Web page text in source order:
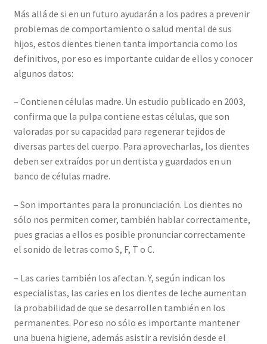
Más allá de si en un futuro ayudarán a los padres a prevenir
problemas de comportamiento o salud mental de sus
hijos, estos dientes tienen tanta importancia como los
definitivos, por eso es importante cuidar de ellos y conocer
algunos datos:
– Contienen células madre. Un estudio publicado en 2003,
confirma que la pulpa contiene estas células, que son
valoradas por su capacidad para regenerar tejidos de
diversas partes del cuerpo. Para aprovecharlas, los dientes
deben ser extraídos por un dentista y guardados en un
banco de células madre.
– Son importantes para la pronunciación. Los dientes no
sólo nos permiten comer, también hablar correctamente,
pues gracias a ellos es posible pronunciar correctamente
el sonido de letras como S, F, T o C.
– Las caries también los afectan. Y, según indican los
especialistas, las caries en los dientes de leche aumentan
la probabilidad de que se desarrollen también en los
permanentes. Por eso no sólo es importante mantener
una buena higiene, además asistir a revisión desde el